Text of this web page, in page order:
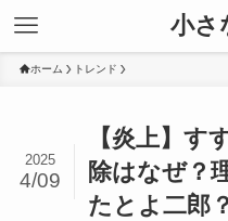
小さ
ホーム トレンド
【炎上】す
除はなぜ？
たとよ二郎？
2025
4/09